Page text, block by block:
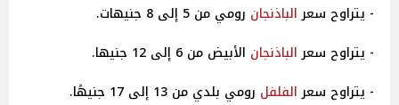
- يتراوح سعرالباذنجان رومي من 5 إلى 8 جنيهات.
- يتراوح سعرالباذنجان الأبيض من 6 إلى 12 جنيها.
- يتراوح سعرالفلفل رومي بلدي من 13 إلى 17 جنيهًا.